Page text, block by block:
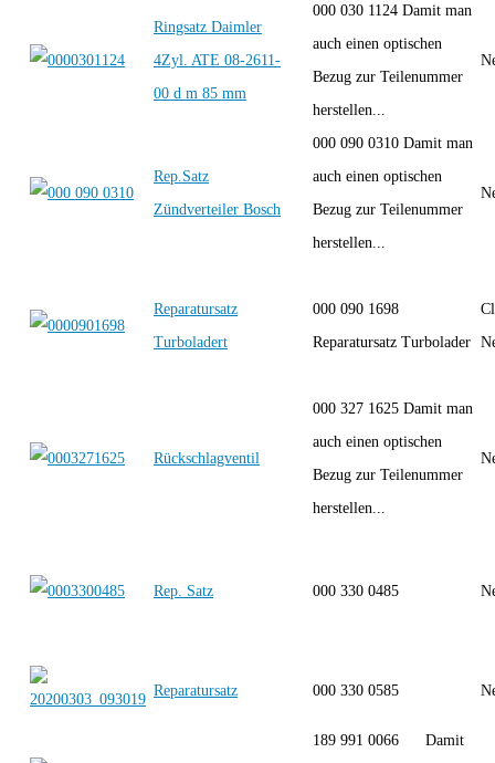
Ringsatz Daimler
4Zyl. ATE 08-2611-
00 d m 85 mm
000 030 1124 Damit man
auch einen optischen
Bezug zur Teilenummer
herstellen...
Rep.Satz
Zündverteiler Bosch
000 090 0310 Damit man
auch einen optischen
Bezug zur Teilenummer
herstellen...
Reparatursatz
Turboladert
000 090 1698
Reparatursatz Turbolader
Rückschlagventil
000 327 1625 Damit man
auch einen optischen
Bezug zur Teilenummer
herstellen...
Rep. Satz 000 330 0485
Reparatursatz 000 330 0585
189 991 0066 Damit